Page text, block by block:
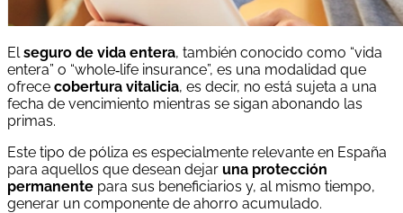
Elseguro de vida entera, también conocido como “vida
entera” o “whole‐life insurance”, es una modalidad que
ofrece cobertura vitalicia, es decir, no está sujeta a una
fecha de vencimiento mientras se sigan abonando las
primas.
Este tipo de póliza es especialmente relevante en España
para aquellos que desean dejar una protección
permanente para sus beneficiarios y, al mismo tiempo,
generar un componente de ahorro acumulado.